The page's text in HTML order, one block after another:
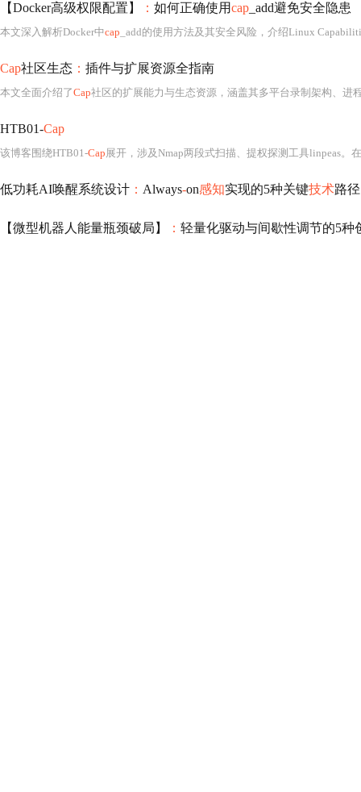
【Docker高级权限配置】 ： 如何正确使用cap _add避免安全隐患
本文深入解析Docker中cap _add的使用方法及其安全风险，介绍Linux
Cap社区生态 ： 插件与扩展资源全指南
本文全面介绍了Cap社区的扩展能力与生态资源，涵盖其多平台录制架构、进程间通信机制及配置系统。同时展示了现有的自定义工作流、系统
HTB01-Cap
该博客围绕HTB01-Cap展开，涉及Nmap两段式扫描、提权探测工具linpeas。在靶场中需解决多个问题，如确定开放端口、获取扫描结果等。总结部分介绍
低功耗AI唤醒系统设计 ： Always-on感知实现的5种关键技术路径
【微型机器人能量瓶颈破局】 ： 轻量化驱动与间歇性调节的5种